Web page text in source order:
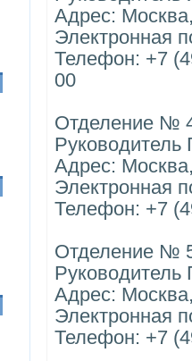
Адрес:
Электронная
Телефон: +7
00
Отделение №
Руководитель
Адрес:
Электронная
Телефон: +7
Отделение №
Руководитель
Адрес:
Электронная
Телефон: +7